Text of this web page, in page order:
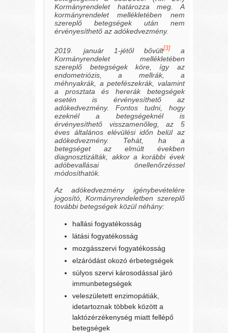
Kormányrendelet
határozza meg. A
kormányrendelet mellékletében nem
szereplő betegségek után nem
érvényesíthető az adókedvezmény.
2019. január 1-jétől bővült[3]
a
Kormányrendelet mellékletében
szereplő betegségek köre, így az
endometriózis, a mellrák, a
méhnyakrák, a petefészekrák, valamint
a prosztata és hererák betegségek
esetén is érvényesíthető az
adókedvezmény. Fontos tudni, hogy
ezeknél a betegségeknél is
érvényesíthető visszamenőleg, az 5
éves általános elévülési időn belül az
adókedvezmény. Tehát, ha a
betegséget az elmúlt években
diagnosztizálták, akkor a korábbi évek
adóbevallásai önellenőrzéssel
módosíthatók.
Az adókedvezmény igénybevételére
jogosító, Kormányrendeletben szereplő
további betegségek közül néhány:
hallási fogyatékosság
látási fogyatékosság
mozgásszervi fogyatékosság
elzáródást okozó érbetegségek
súlyos szervi károsodással járó
immunbetegségek
veleszületett enzimopátiák,
idetartoznak többek között a
laktózérzékenység miatt fellépő
betegségek